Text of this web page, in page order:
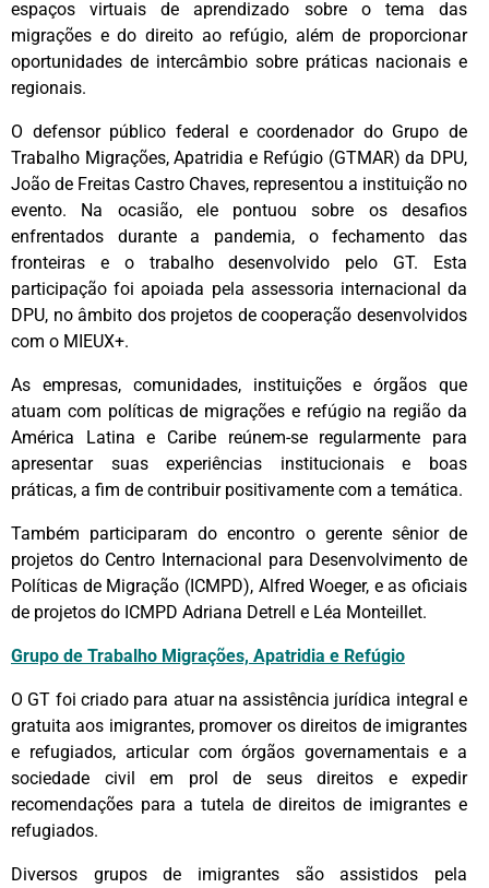
espaços virtuais de aprendizado sobre o tema das
migrações e do direito ao refúgio, além de proporcionar
oportunidades de intercâmbio sobre práticas nacionais e
regionais.
O defensor público federal e coordenador do Grupo de
Trabalho Migrações, Apatridia e Refúgio (GTMAR) da DPU,
João de Freitas Castro Chaves, representou a instituição no
evento. Na ocasião, ele pontuou sobre os desafios
enfrentados durante a pandemia, o fechamento das
fronteiras e o trabalho desenvolvido pelo GT. Esta
participação foi apoiada pela assessoria internacional da
DPU, no âmbito dos projetos de cooperação desenvolvidos
com o MIEUX+.
As empresas, comunidades, instituições e órgãos que
atuam com políticas de migrações e refúgio na região da
América Latina e Caribe reúnem-se regularmente para
apresentar suas experiências institucionais e boas
práticas, a fim de contribuir positivamente com a temática.
Também participaram do encontro o gerente sênior de
projetos do Centro Internacional para Desenvolvimento de
Políticas de Migração (ICMPD), Alfred Woeger, e as oficiais
de projetos do ICMPD Adriana Detrell e Léa Monteillet.
Grupo de Trabalho Migrações, Apatridia e Refúgio
O GT foi criado para atuar na assistência jurídica integral e
gratuita aos imigrantes, promover os direitos de imigrantes
e refugiados, articular com órgãos governamentais e a
sociedade civil em prol de seus direitos e expedir
recomendações para a tutela de direitos de imigrantes e
refugiados.
Diversos grupos de imigrantes são assistidos pela